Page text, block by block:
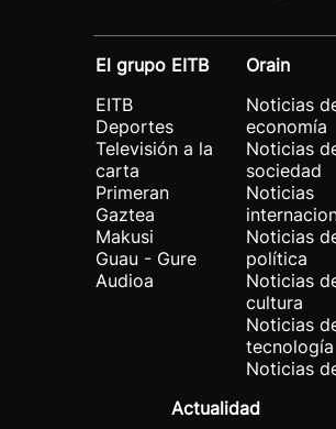
El grupo EITB
EITB
Deportes
Televisión a la
carta
Primeran
Gaztea
Makusi
Guau - Gure
Audioa
Orain
Noticias
economía
Noticias
sociedad
Noticias
Noticias
política
Noticias
cultura
Noticias
tecnología
Noticias
Actualidad